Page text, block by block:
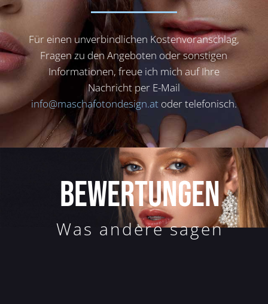
Für einen unverbindlichen Kostenvoranschlag,
Fragen zu den Angeboten oder sonstigen
Informationen, freue ich mich auf Ihre
Nachricht per E-Mail
info@maschafotondesign.atoder telefonisch.
BEWERTUNGEN
Was andere sagen